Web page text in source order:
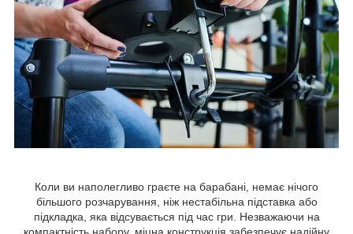
Коли ви наполегливо граєте на барабані, немає нічого
більшого розчарування, ніж нестабільна підставка або
підкладка, яка відсувається під час гри. Незважаючи на